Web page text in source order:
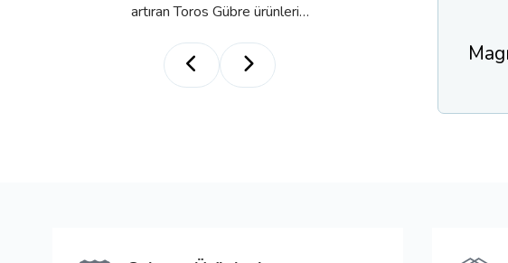
artıran Toros Gübre ürünleri…
Kalsiyum Nitrat
%15,5 azot (N) ,%26,5 (CaO)
Magnezyum